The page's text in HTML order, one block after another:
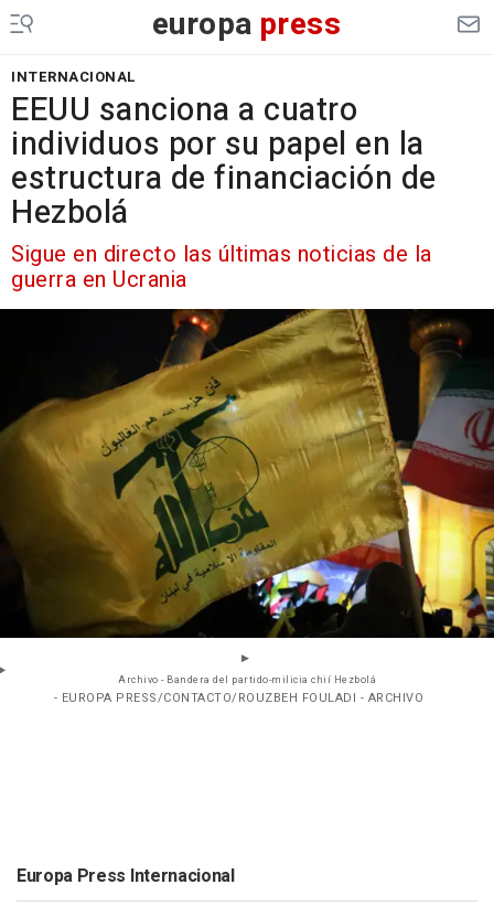
europa press
INTERNACIONAL
EEUU sanciona a cuatro
individuos por su papel en la
estructura de financiación de
Hezbolá
Sigue en directo las últimas noticias de la
guerra en Ucrania
Archivo - Bandera del partido-milicia chií Hezbolá
- EUROPA PRESS/CONTACTO/ROUZBEH FOULADI - ARCHIVO
Europa Press Internacional